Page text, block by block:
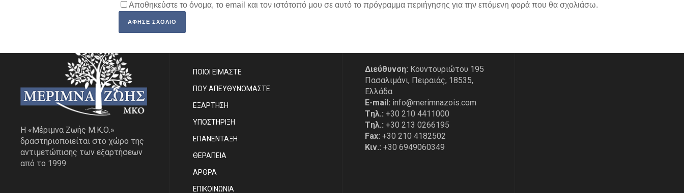
Αποθηκεύστε το όνομα, το email και τον ιστότοπό μου σε αυτό το πρόγραμμα περιήγησης για την επόμενη φορά που θα σχολιάσω.
Η «Μέριμνα Ζωής Μ.Κ.Ο.»
δραστηριοποιείται στο χώρο της
αντιμετώπισης των εξαρτήσεων
από το 1999
ΠΟΙΟΙ ΕΙΜΑΣΤE
ΠΟΥ ΑΠΕΥΘΥΝΟΜΑΣΤΕ
ΕΞΑΡΤΗΣΗ
ΥΠΟΣΤΗΡΙΞΗ
ΕΠΑΝΕΝΤΑΞΗ
ΘΕΡΑΠΕΙΑ
ΑΡΘΡΑ
EΠΙΚΟΙΝΩΝΙΑ
Διεύθυνση: Κουντουριώτου 195
Πασαλιμάνι, Πειραιάς, 18535,
Ελλάδα
E-mail: info@merimnazois.com
Tηλ.: +30 210 4411000
Tηλ.: +30 213 0266195
Fax: +30 210 4182502
Κιν.: +30 6949060349